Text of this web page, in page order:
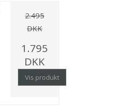
2.495
DKK
1.795
DKK
Vis produkt